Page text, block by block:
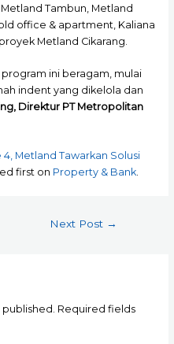
Tambun, Metland
office & apartment, Kaliana
Metland Cikarang.
ini beragam, mulai
indent yang dikelola dan
Direktur PT Metropolitan
Metland Tawarkan Solusi
first on Property & Bank.
Next Post →
Required fields